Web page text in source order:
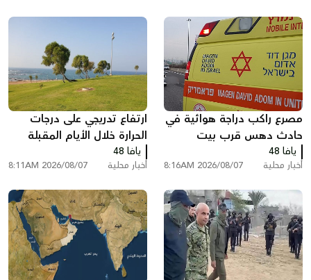
مصرع راكب دراجة هوائية في
حادث دهس قرب بيت
شيمش
يافا 48
أخبار محلية 2026/08/07 8:16AM
ارتفاع تدريجي على درجات
الحرارة خلال الأيام المقبلة
يافا 48
أخبار محلية 2026/08/07 8:11AM